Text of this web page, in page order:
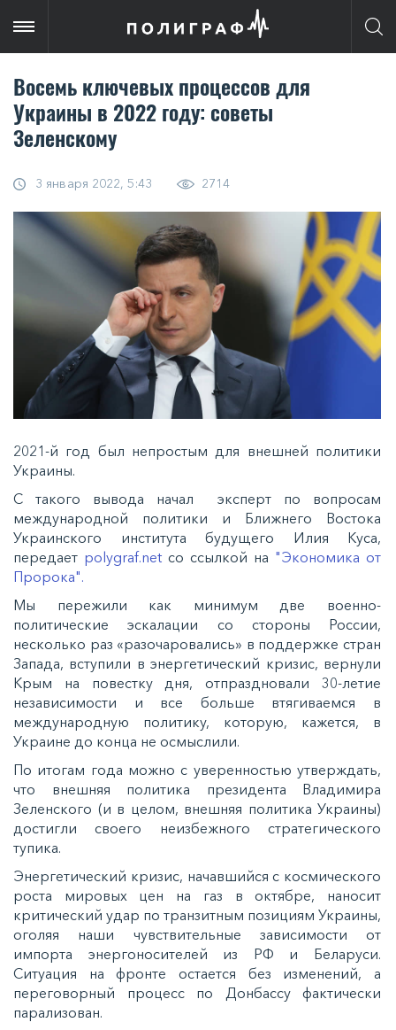
Восемь ключевых процессов для
Украины в 2022 году: советы
Зеленскому
3 января 2022, 5:43 2714
2021-й год был непростым для внешней политики
Украины.
С такого вывода
начал
эксперт по вопросам
международной политики и Ближнего Востока
Украинского института будущего Илия Куса,
передает polygraf.net со ссылкой на "Экономика от
Пророка".
Мы пережили как минимум две военно-
политические эскалации со стороны России,
несколько раз «разочаровались» в поддержке стран
Запада, вступили в энергетический кризис, вернули
Крым на повестку дня, отпраздновали 30-летие
независимости и все больше втягиваемся в
международную политику, которую, кажется, в
Украине до конца не осмыслили.
По итогам года можно с уверенностью утверждать,
что внешняя политика президента Владимира
Зеленского (и в целом, внешняя политика Украины)
достигли своего неизбежного стратегического
тупика.
Энергетический кризис, начавшийся с космического
роста мировых цен на газ в октябре, наносит
критический удар по транзитным позициям Украины,
оголяя наши чувствительные зависимости от
импорта энергоносителей из РФ и Беларуси.
Ситуация на фронте остается без изменений, а
переговорный процесс по Донбассу фактически
парализован.